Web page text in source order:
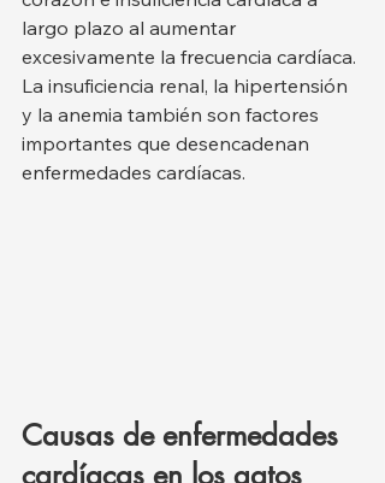
largo plazo al aumentar
excesivamente la frecuencia cardíaca.
La insuficiencia renal, la hipertensión
y la anemia también son factores
importantes que desencadenan
enfermedades cardíacas.
Causas de enfermedades
cardíacas en los gatos